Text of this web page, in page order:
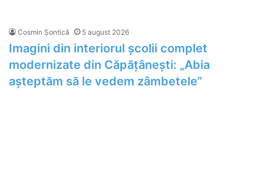
Cosmin Șontică 5 august 2026
Imagini din interiorul școlii complet
modernizate din Căpățânești: „Abia
așteptăm să le vedem zâmbetele”